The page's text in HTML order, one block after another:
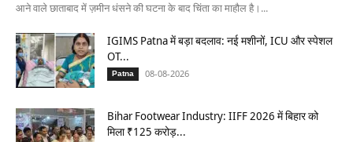
आने वाले छाताबाद में ज़मीन धंसने की घटना के बाद चिंता का माहौल है।...
IGIMS Patna में बड़ा बदलाव: नई मशीनों, ICU और स्पेशल
OT...
Patna 08-08-2026
Bihar Footwear Industry: IIFF 2026 में बिहार को
मिला ₹125 करोड़...